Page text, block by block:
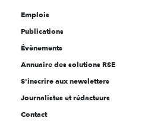
Emplois
Publications
Évènements
Annuaire des solutions RSE
S'inscrire aux newsletters
Journalistes et rédacteurs
Contact